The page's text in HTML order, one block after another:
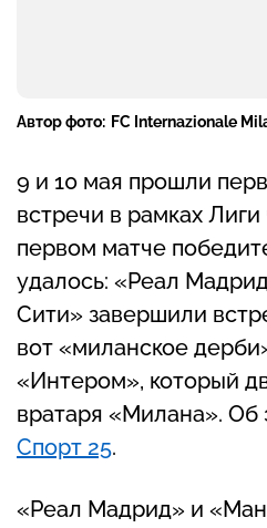
Автор фото: FC Internazionale
9 и 10 мая прошли
встречи в рамках
первом матче
удалось: «Реал
Сити» завершили
вот «миланское
«Интером», который
вратаря «Милана».
Спорт 25.
«Реал Мадрид» и